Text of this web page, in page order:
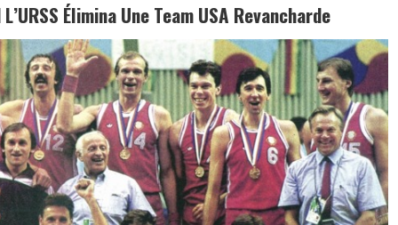
Élimina Une Team USA Revancharde